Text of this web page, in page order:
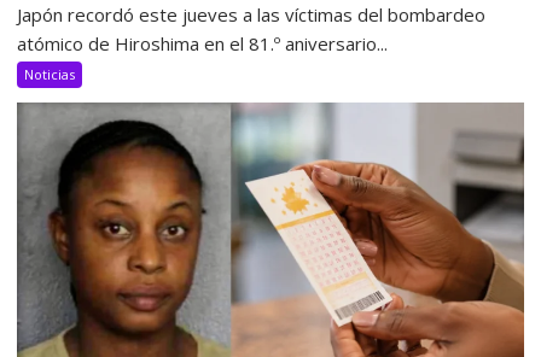
Japón recordó este jueves a las víctimas del bombardeo
atómico de Hiroshima en el 81.º aniversario...
Noticias